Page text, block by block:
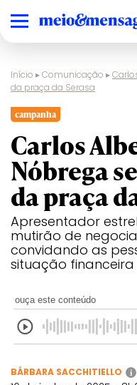
Início ▸Comunicação ▸
da praça da Serasa
campanha
Carlos
Nóbrega
da praça
Apresentador
mutirão de
convidando as
situação financeira
ouça este conteúdo
BÁRBARA SACCHITIELLO i